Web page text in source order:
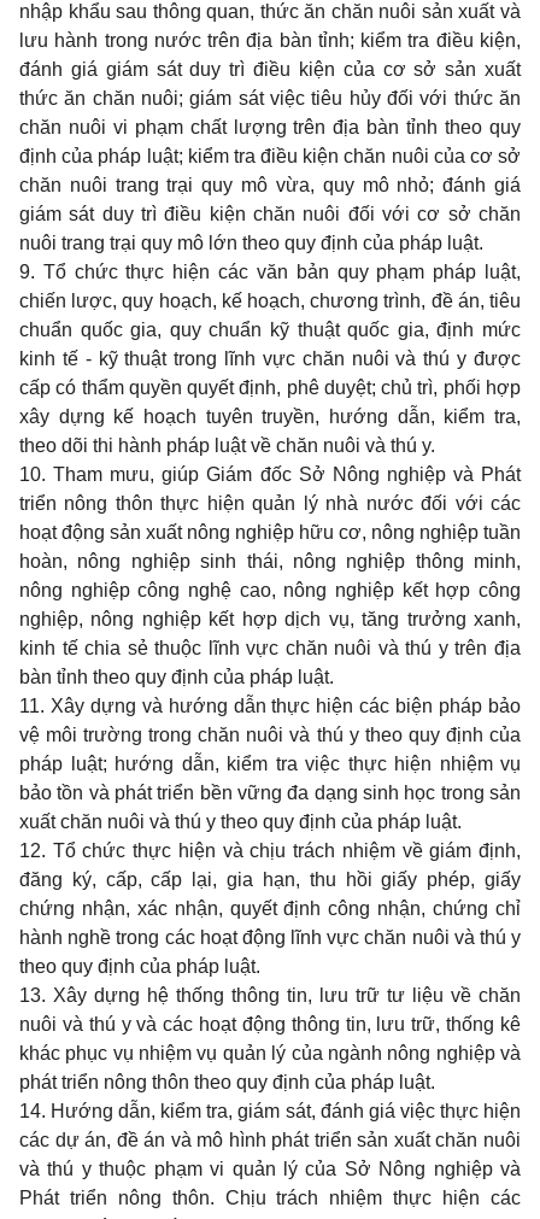
nhập khẩu sau thông quan, thức ăn chăn nuôi sản xuất và
lưu hành trong nước trên địa bàn tỉnh; kiểm tra điều kiện,
đánh giá giám sát duy trì điều kiện của cơ sở sản xuất
thức ăn chăn nuôi; giám sát việc tiêu hủy đối với thức ăn
chăn nuôi vi phạm chất lượng trên địa bàn tỉnh theo quy
định của pháp luật; kiểm tra điều kiện chăn nuôi của cơ sở
chăn nuôi trang trại quy mô vừa, quy mô nhỏ; đánh giá
giám sát duy trì điều kiện chăn nuôi đối với cơ sở chăn
nuôi trang trại quy mô lớn theo quy định của pháp luật.
9. Tổ chức thực hiện các văn bản quy phạm pháp luật,
chiến lược, quy hoạch, kế hoạch, chương trình, đề án, tiêu
chuẩn quốc gia, quy chuẩn kỹ thuật quốc gia, định mức
kinh tế - kỹ thuật trong lĩnh vực chăn nuôi và thú y được
cấp có thẩm quyền quyết định, phê duyệt; chủ trì, phối hợp
xây dựng kế hoạch tuyên truyền, hướng dẫn, kiểm tra,
theo dõi thi hành pháp luật về chăn nuôi và thú y.
10. Tham mưu, giúp Giám đốc Sở Nông nghiệp và Phát
triển nông thôn thực hiện quản lý nhà nước đối với các
hoạt động sản xuất nông nghiệp hữu cơ, nông nghiệp tuần
hoàn, nông nghiệp sinh thái, nông nghiệp thông minh,
nông nghiệp công nghệ cao, nông nghiệp kết hợp công
nghiệp, nông nghiệp kết hợp dịch vụ, tăng trưởng xanh,
kinh tế chia sẻ thuộc lĩnh vực chăn nuôi và thú y trên địa
bàn tỉnh theo quy định của pháp luật.
11. Xây dựng và hướng dẫn thực hiện các biện pháp bảo
vệ môi trường trong chăn nuôi và thú y theo quy định của
pháp luật; hướng dẫn, kiểm tra việc thực hiện nhiệm vụ
bảo tồn và phát triển bền vững đa dạng sinh học trong sản
xuất chăn nuôi và thú y theo quy định của pháp luật.
12. Tổ chức thực hiện và chịu trách nhiệm về giám định,
đăng ký, cấp, cấp lại, gia hạn, thu hồi giấy phép, giấy
chứng nhận, xác nhận, quyết định công nhận, chứng chỉ
hành nghề trong các hoạt động lĩnh vực chăn nuôi và thú y
theo quy định của pháp luật.
13. Xây dựng hệ thống thông tin, lưu trữ tư liệu về chăn
nuôi và thú y và các hoạt động thông tin, lưu trữ, thống kê
khác phục vụ nhiệm vụ quản lý của ngành nông nghiệp và
phát triển nông thôn theo quy định của pháp luật.
14. Hướng dẫn, kiểm tra, giám sát, đánh giá việc thực hiện
các dự án, đề án và mô hình phát triển sản xuất chăn nuôi
và thú y thuộc phạm vi quản lý của Sở Nông nghiệp và
Phát triển nông thôn. Chịu trách nhiệm thực hiện các